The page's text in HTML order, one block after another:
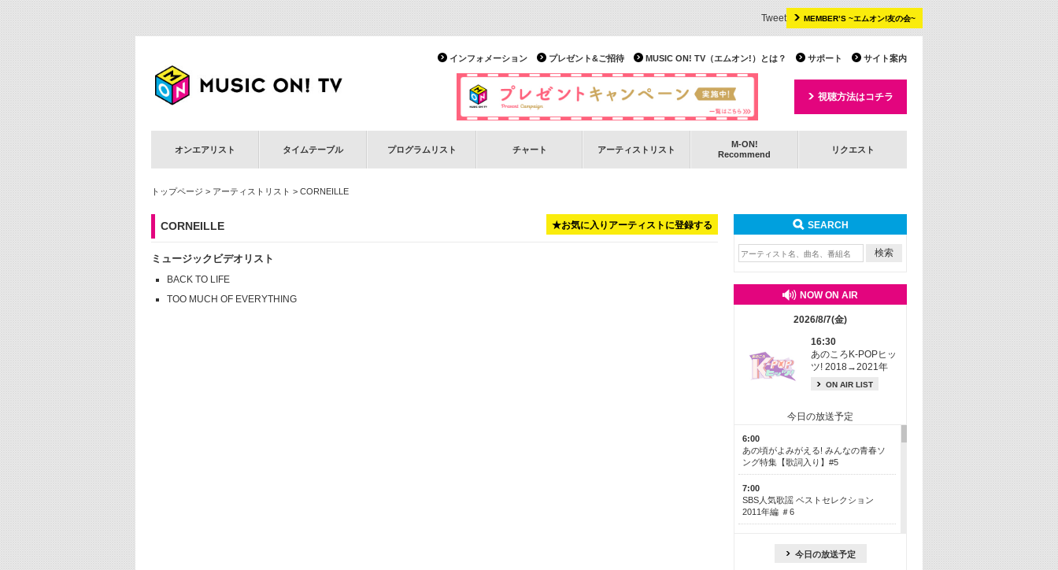
MEMBER’S ~エムオン!友の会~
Tweet
サイト案内
サポート
MUSIC ON! TV（エムオン!）とは？
プレゼント&ご招待
インフォメーション
視聴方法はコチラ
オンエアリスト タイムテーブル プログラムリスト チャート アーティストリスト
M-ON!
Recommend
リクエスト
トップページ > アーティストリスト > CORNEILLE
★お気に入りアーティストに登録する
CORNEILLE
ミュージックビデオリスト
BACK TO LIFE
TOO MUCH OF EVERYTHING
SEARCH
NOW ON AIR
2026/8/7(金)
16:30
あのころK-POPヒッ
ツ! 2018→2021年
ON AIR LIST
今日の放送予定
6:00
あの頃がよみがえる! みんなの青春ソ
ング特集【歌詞入り】#5
7:00
SBS人気歌謡 ベストセレクション
2011年編 ＃6
今も昔も愛される鉄板カラオケメドレ
ー【歌詞入り】 一挙5時間！
今日の放送予定